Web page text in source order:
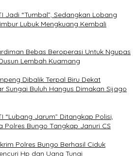
Jadi “Tumbal”, Sedangkan Lobang
Lubuk Mengkuang Kembali
Bebas Beroperasi Untuk Ngupas
Lembah Kuamang
Dibalik Terpal Biru Dekat
Sungai Buluh Hangus Dimakan Sijago
“Lubang Jarum” Ditangkap Polisi,
Polres Bungo Tangkap Januri CS
Polres Bungo Berhasil Ciduk
Hp dan Uang Tunai